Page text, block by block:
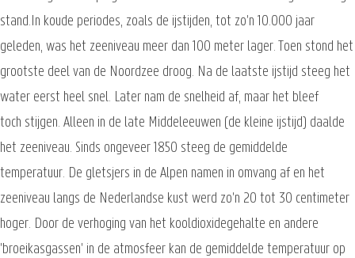
stand.In koude periodes, zoals de ijstijden, tot zo'n 10.000 jaar
geleden, was het zeeniveau meer dan 100 meter lager. Toen stond het
grootste deel van de Noordzee droog. Na de laatste ijstijd steeg het
water eerst heel snel. Later nam de snelheid af, maar het bleef
toch stijgen. Alleen in de late Middeleeuwen (de kleine ijstijd) daalde
het zeeniveau. Sinds ongeveer 1850 steeg de gemiddelde
temperatuur. De gletsjers in de Alpen namen in omvang af en het
zeeniveau langs de Nederlandse kust werd zo'n 20 tot 30 centimeter
hoger. Door de verhoging van het kooldioxidegehalte en andere
'broeikasgassen' in de atmosfeer kan de gemiddelde temperatuur op